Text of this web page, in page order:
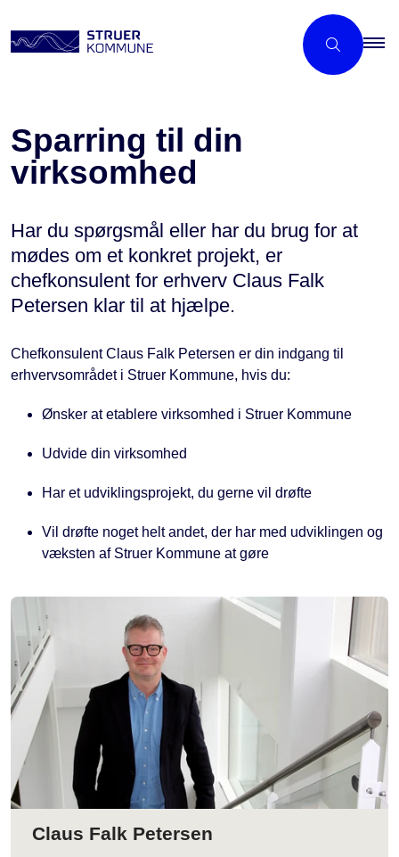
Sparring til din
virksomhed
Har du spørgsmål eller har du brug for at
mødes om et konkret projekt, er
chefkonsulent for erhverv Claus Falk
Petersen klar til at hjælpe.
Chefkonsulent Claus Falk Petersen er din indgang til
erhvervsområdet i Struer Kommune, hvis du:
Ønsker at etablere virksomhed i Struer Kommune
Udvide din virksomhed
Har et udviklingsprojekt, du gerne vil drøfte
Vil drøfte noget helt andet, der har med udviklingen og
væksten af Struer Kommune at gøre
Claus Falk Petersen